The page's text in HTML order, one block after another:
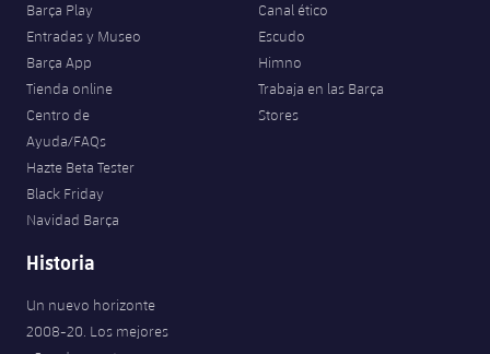
Barça Play
Entradas y Museo
Barça App
Tienda online
Centro de
Ayuda/FAQs
Hazte Beta Tester
Black Friday
Navidad Barça
Canal ético
Escudo
Himno
Trabaja en las Barça
Stores
Historia
Un nuevo horizonte
2008-20. Los mejores